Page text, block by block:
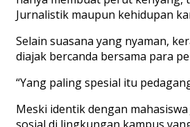
Jurnalistik maupun kehidupan
Selain suasana yang nyaman,
diajak bercanda bersama para
“Yang paling spesial itu
Meski identik dengan
sosial di lingkungan kampus